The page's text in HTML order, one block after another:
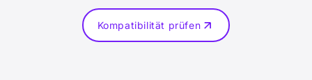
Kompatibilität prüfen